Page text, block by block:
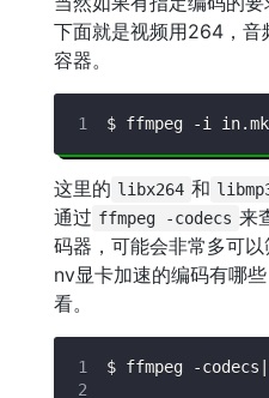
下面就是视频用264，
容器。
$ ffmpeg -i
这里的 libx264 和
通过 ffmpeg -codecs 来
码器，可能会非常多可
nv显卡加速的编码有哪
看。
$ ffmpeg -codecs